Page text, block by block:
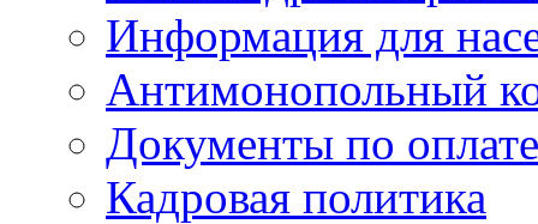
Информация для
Антимонопольный
Документы по
Кадровая политика